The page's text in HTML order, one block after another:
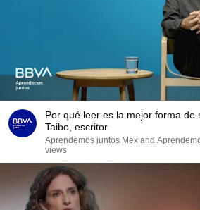
Por qué leer es la mejor forma de
Taibo, escritor
Aprendemos juntos Mex and
views